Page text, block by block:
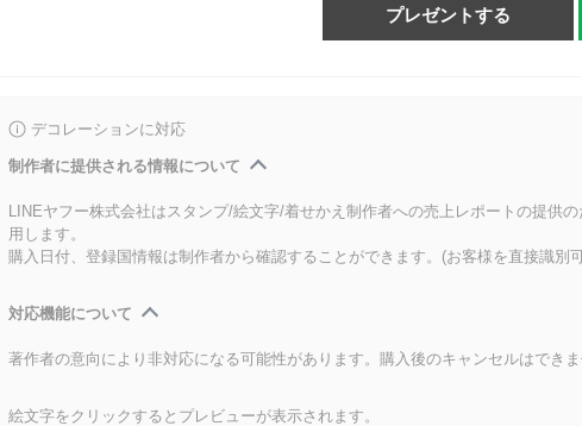
プレゼントする
デコレーションに対応
制作者に提供される情報について
LINEヤフー株式会社はスタンプ/絵文字/着せかえ制作者への売上レポートの提供
用します。
購入日付、登録国情報は制作者から確認することができます。(お客様を直接識別
対応機能について
著作者の意向により非対応になる可能性があります。購入後のキャンセルはできま
絵文字をクリックするとプレビューが表示されます。